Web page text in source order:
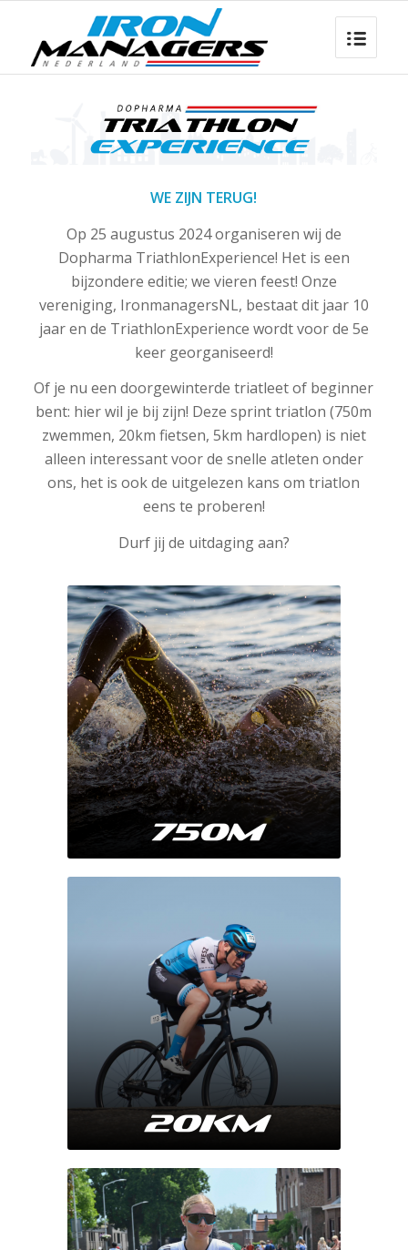
WE ZIJN TERUG!
Op 25 augustus 2024 organiseren wij de
Dopharma TriathlonExperience! Het is een
bijzondere editie; we vieren feest! Onze
vereniging, IronmanagersNL, bestaat dit jaar 10
jaar en de TriathlonExperience wordt voor de 5e
keer georganiseerd!
Of je nu een doorgewinterde triatleet of beginner
bent: hier wil je bij zijn! Deze sprint triatlon (750m
zwemmen, 20km fietsen, 5km hardlopen) is niet
alleen interessant voor de snelle atleten onder
ons, het is ook de uitgelezen kans om triatlon
eens te proberen!
Durf jij de uitdaging aan?